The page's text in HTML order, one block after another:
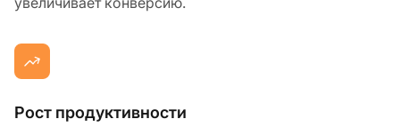
Рост продуктивности